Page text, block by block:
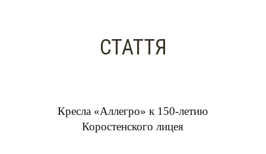
СТАТТЯ
Кресла «Аллегро» к 150-летию
Коростенского лицея